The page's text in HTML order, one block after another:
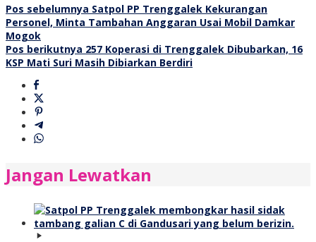
Navigasi
pos
Pos sebelumnya Satpol PP Trenggalek Kekurangan
Personel, Minta Tambahan Anggaran Usai Mobil Damkar
Mogok
Pos berikutnya 257 Koperasi di Trenggalek Dibubarkan, 16
KSP Mati Suri Masih Dibiarkan Berdiri
Jangan Lewatkan